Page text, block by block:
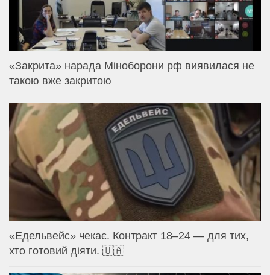
«Закрита» нарада Міноборони рф виявилася не
такою вже закритою
«Едельвейс» чекає. Контракт 18–24 — для тих,
хто готовий діяти. 🇺🇦